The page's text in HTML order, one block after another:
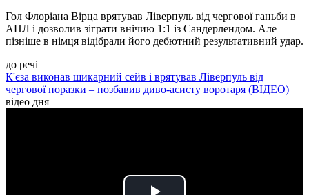
Гол Флоріана Вірца врятував Ліверпуль від чергової ганьби в
АПЛ і дозволив зіграти внічию 1:1 із Сандерлендом. Але
пізніше в німця відібрали його дебютний результативний удар.
до речі
К'єза виконав шикарний сейв і врятував Ліверпуль від
чергової поразки – позбавив диво-асисту воротаря (ВІДЕО)
відео дня